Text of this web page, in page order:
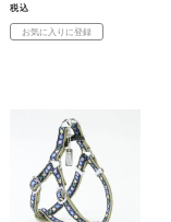
税込
お気に入りに登録